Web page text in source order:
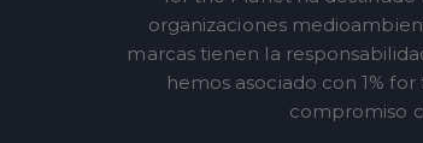
organizaciones
marcas tienen la
hemos asociado con 1%
compromiso